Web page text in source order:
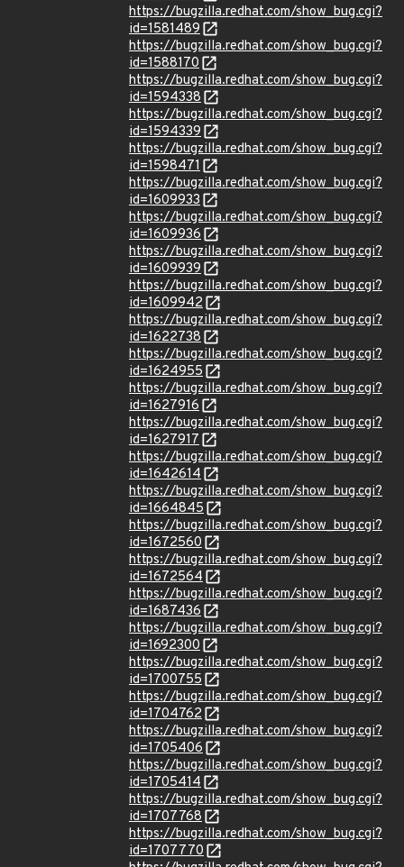
https://bugzilla.redhat.com/show_bug.cgi?
id=1581489
https://bugzilla.redhat.com/show_bug.cgi?
id=1588170
https://bugzilla.redhat.com/show_bug.cgi?
id=1594338
https://bugzilla.redhat.com/show_bug.cgi?
id=1594339
https://bugzilla.redhat.com/show_bug.cgi?
id=1598471
https://bugzilla.redhat.com/show_bug.cgi?
id=1609933
https://bugzilla.redhat.com/show_bug.cgi?
id=1609936
https://bugzilla.redhat.com/show_bug.cgi?
id=1609939
https://bugzilla.redhat.com/show_bug.cgi?
id=1609942
https://bugzilla.redhat.com/show_bug.cgi?
id=1622738
https://bugzilla.redhat.com/show_bug.cgi?
id=1624955
https://bugzilla.redhat.com/show_bug.cgi?
id=1627916
https://bugzilla.redhat.com/show_bug.cgi?
id=1627917
https://bugzilla.redhat.com/show_bug.cgi?
id=1642614
https://bugzilla.redhat.com/show_bug.cgi?
id=1664845
https://bugzilla.redhat.com/show_bug.cgi?
id=1672560
https://bugzilla.redhat.com/show_bug.cgi?
id=1672564
https://bugzilla.redhat.com/show_bug.cgi?
id=1687436
https://bugzilla.redhat.com/show_bug.cgi?
id=1692300
https://bugzilla.redhat.com/show_bug.cgi?
id=1700755
https://bugzilla.redhat.com/show_bug.cgi?
id=1704762
https://bugzilla.redhat.com/show_bug.cgi?
id=1705406
https://bugzilla.redhat.com/show_bug.cgi?
id=1705414
https://bugzilla.redhat.com/show_bug.cgi?
id=1707768
https://bugzilla.redhat.com/show_bug.cgi?
id=1707770